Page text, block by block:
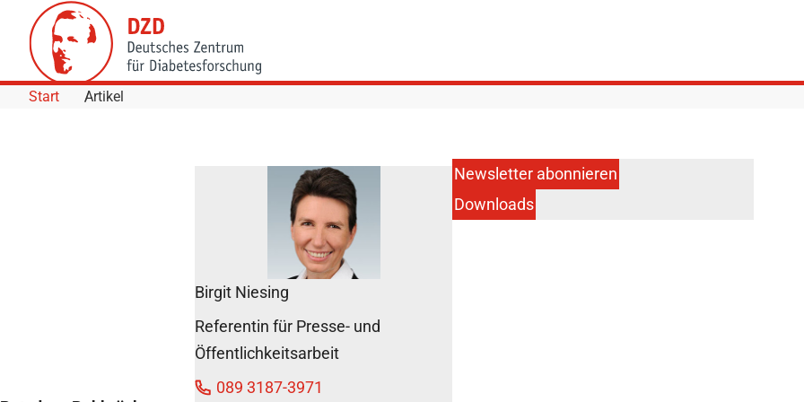
Skip to Content
Start Artikel
Intervallfasten ohne
Kalorienreduktion
verbessert nicht die
Stoffwechselgesundheit,
verschiebt aber die
innere Uhr
DZD Pressemitteilungen
4. November 2025
Birgit Niesing
Referentin für Presse- und
Öffentlichkeitsarbeit
089 3187-3971
Newsletter abonnieren
Downloads